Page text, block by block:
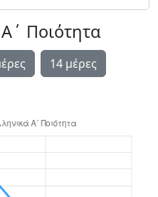
Ποιότητα
14 μέρες